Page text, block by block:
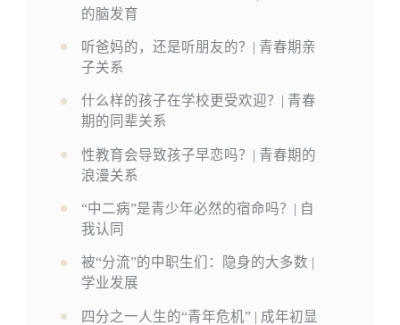
的脑发育
听爸妈的，还是听朋友的？| 青春期亲
子关系
什么样的孩子在学校更受欢迎？| 青春
期的同辈关系
性教育会导致孩子早恋吗？| 青春期的
浪漫关系
“中二病”是青少年必然的宿命吗？| 自
我认同
被“分流”的中职生们：隐身的大多数 |
学业发展
四分之一人生的“青年危机” | 成年初显